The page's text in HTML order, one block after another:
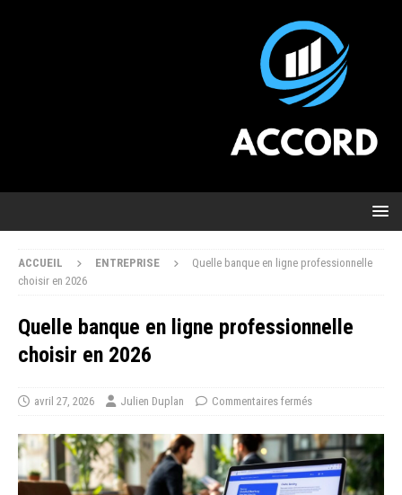
ACCUEIL ENTREPRISE
Quelle banque en ligne professionnelle
choisir en 2026
Quelle banque en ligne professionnelle
choisir en 2026
avril 27, 2026 Julien Duplan Commentaires fermés